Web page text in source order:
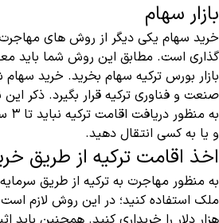
بازار سهام
خرید سهام یکی دیگر از روش های مهاجرت
بازار بورس ترکیه سهام بخرید. خرید سهام
صنعت و فناوری ترکیه قرار بگیرد. ذکر
و یا به کسی انتقال دهید.
اخذ اقامت ترکیه از طریق
به منظور مهاجرت به ترکیه از طریق